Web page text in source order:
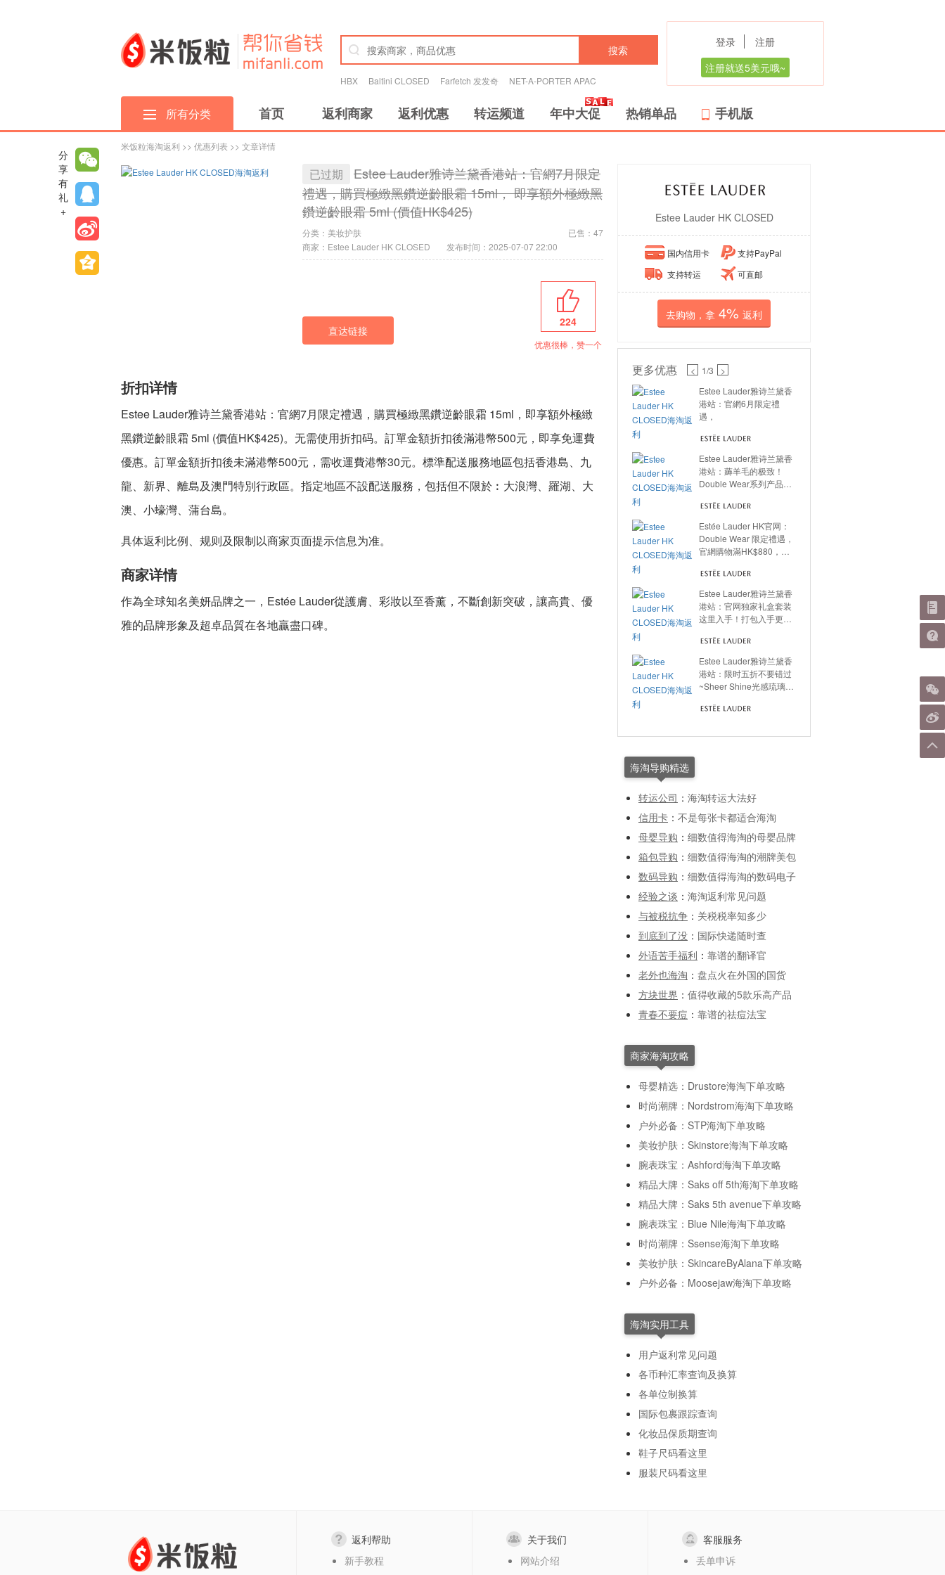
搜索
HBX Baltini CLOSED Farfetch 发发奇 NET-A-PORTER APAC
登录
注册
注册就送5美元哦~
所有分类 首页 返利商家 返利优惠 转运频道 年中大促 热销单品 手机版
米饭粒海淘返利 >> 优惠列表 >> 文章详情
已过期
Estee Lauder雅诗兰黛香港站：官網7月限定
禮遇，購買極緻黑鑽逆齡眼霜 15ml， 即享額外極緻黑
鑽逆齡眼霜 5ml (價值HK$425)
分类： 美妆护肤
已售：47
商家：Estee Lauder HK CLOSED
发布时间：2025-07-07 22:00
直达链接
224
优惠很棒，赞一个
折扣详情
Estee Lauder雅诗兰黛香港站：官網7月限定禮遇，購買極緻黑鑽逆齡眼霜 15ml，即享額外極緻
黑鑽逆齡眼霜 5ml (價值HK$425)。无需使用折扣码。訂單金額折扣後滿港幣500元，即享免運費
優惠。訂單金額折扣後未滿港幣500元，需收運費港幣30元。標準配送服務地區包括香港島、九
龍、新界、離島及澳門特別行政區。指定地區不設配送服務，包括但不限於︰大浪灣、羅湖、大
澳、小蠔灣、蒲台島。
具体返利比例、规则及限制以商家页面提示信息为准。
商家详情
作為全球知名美妍品牌之一，Estée Lauder從護膚、彩妝以至香薰，不斷創新突破，讓高貴、優
雅的品牌形象及超卓品質在各地贏盡口碑。
Estee Lauder HK CLOSED
国内信用卡
支持PayPal
支持转运
可直邮
去购物，拿 4% 返利
更多优惠 < 1/3
>
Estee Lauder雅诗兰黛香
港站：官網6月限定禮
遇，
Estee Lauder雅诗兰黛香
港站：薅羊毛的极致！
Double Wear系列产品满
Estée Lauder HK官网：
Double Wear 限定禮遇，
官網購物滿HK$880，並
Wear系列指定產品，
Estee Lauder雅诗兰黛香
港站：官网独家礼盒套装
这里入手！打包入手更实
品，新人福利首单9折，
加倍返利相当于再打9
折！不要错过啦~
Estee Lauder雅诗兰黛香
港站：限时五折不要错过
~Sheer Shine光感琉璃唇
货，可叠加新人9折！价
套装2000+入手~加倍返利
海淘导购精选
转运公司 ： 海淘转运大法好
信用卡 ： 不是每张卡都适合海淘
母婴导购 ： 细数值得海淘的母婴品牌
箱包导购 ： 细数值得海淘的潮牌美包
数码导购 ： 细数值得海淘的数码电子
经验之谈 ： 海淘返利常见问题
与被税抗争 ： 关税税率知多少
到底到了没 ： 国际快递随时查
外语苦手福利 ： 靠谱的翻译官
老外也海淘 ： 盘点火在外国的国货
方块世界 ： 值得收藏的5款乐高产品
青春不要痘 ： 靠谱的祛痘法宝
商家海淘攻略
母婴精选：Drustore海淘下单攻略
时尚潮牌：Nordstrom海淘下单攻略
户外必备：STP海淘下单攻略
美妆护肤：Skinstore海淘下单攻略
腕表珠宝：Ashford海淘下单攻略
精品大牌：Saks off 5th海淘下单攻略
精品大牌：Saks 5th avenue下单攻略
腕表珠宝：Blue Nile海淘下单攻略
时尚潮牌：Ssense海淘下单攻略
美妆护肤：SkincareByAlana下单攻略
户外必备：Moosejaw海淘下单攻略
海淘实用工具
用户返利常见问题
各币种汇率查询及换算
各单位制换算
国际包裹跟踪查询
化妆品保质期查询
鞋子尺码看这里
服装尺码看这里
分
享
有
礼
+
返利帮助
新手教程
关于我们
网站介绍
客服服务
丢单申诉